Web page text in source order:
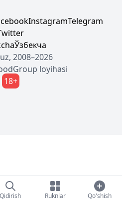
InstagramTelegram
Ўзбекча
2008–2026
loyihasi
18+
Qidirish Ruknlar Qo'shish